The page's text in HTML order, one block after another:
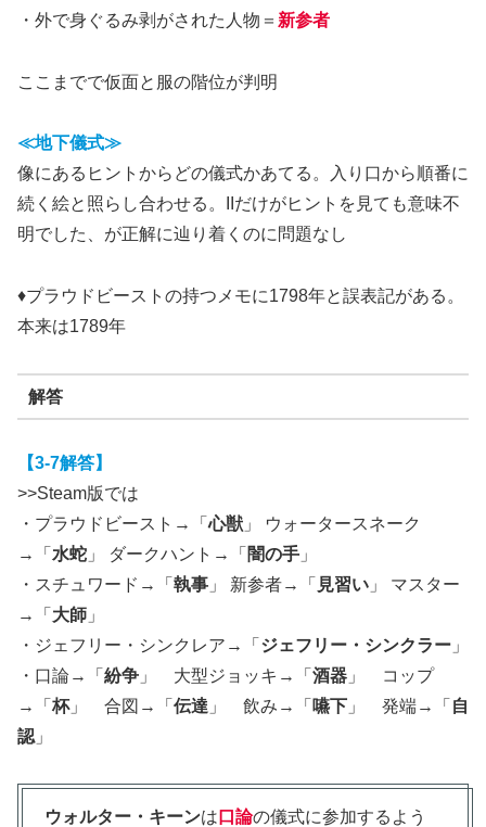
・外で身ぐるみ剥がされた人物＝ 新参者
ここまでで仮面と服の階位が判明
≪地下儀式≫
像にあるヒントからどの儀式かあてる。入り口から順番に
続く絵と照らし合わせる。IIだけがヒントを見ても意味不
明でした、が正解に辿り着くのに問題なし
♦プラウドビーストの持つメモに1798年と誤表記がある。
本来は1789年
解答
【3-7解答】
>>Steam版では
・プラウドビースト→「心獣 」 ウォータースネーク
→「 水蛇 」 ダークハント→「 闇の手 」
・スチュワード→「 執事 」 新参者→「 見習い 」 マスター
→「 大師 」
・ジェフリー・シンクレア→「 ジェフリー・シンクラー 」
・口論→「 紛争 」 大型ジョッキ→「 酒器 」 コップ
→「 杯」 合図→「 伝達 」 飲み→「 嚥下 」 発端→「 自
認 」
ウォルター・キーンは 口論の儀式に参加するよう